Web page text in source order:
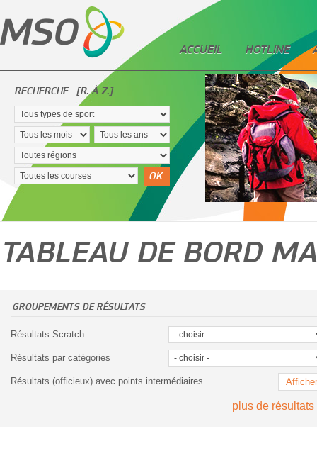
ACCUEIL HOTLINE
RECHERCHE [R. À Z.]
OK
TABLEAU DE BORD
GROUPEMENTS DE RÉSULTATS
Résultats Scratch
Résultats par catégories
Résultats (officieux) avec points intermédiaires Afficher
plus de résultats